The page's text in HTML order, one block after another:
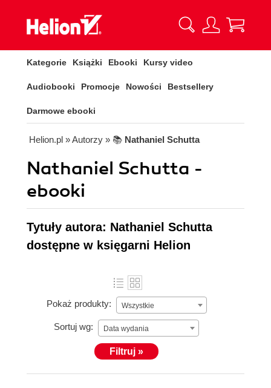
Kategorie Książki Ebooki Kursy video
Audiobooki Promocje Nowości Bestsellery
Darmowe ebooki
Helion.pl » Autorzy » 📚 Nathaniel Schutta
Nathaniel Schutta -
ebooki
Tytuły autora: Nathaniel Schutta
dostępne w księgarni Helion
Pokaż produkty: Wszystkie
Sortuj wg: Data wydania
Filtruj »